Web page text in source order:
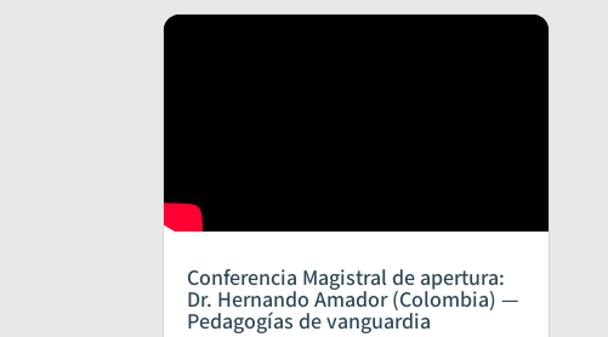
Conferencia Magistral de apertura:
Dr. Hernando Amador (Colombia) —
Pedagogías de vanguardia